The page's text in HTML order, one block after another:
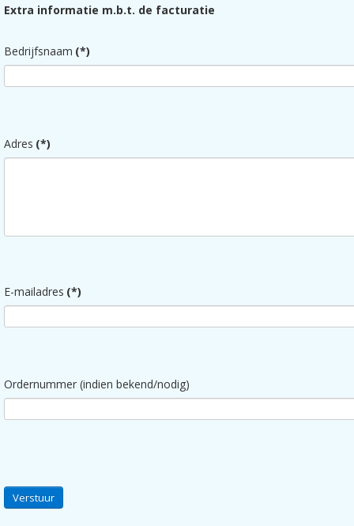
Extra informatie m.b.t. de facturatie
Bedrijfsnaam (*)
Adres (*)
E-mailadres (*)
Ordernummer (indien bekend/nodig)
Verstuur